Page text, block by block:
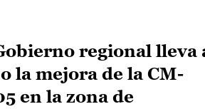
regional lleva
la mejora de la CM-
en la zona de